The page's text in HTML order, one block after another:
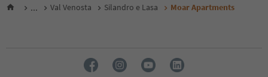
... Val Venosta Silandro e Lasa Moar Apartments